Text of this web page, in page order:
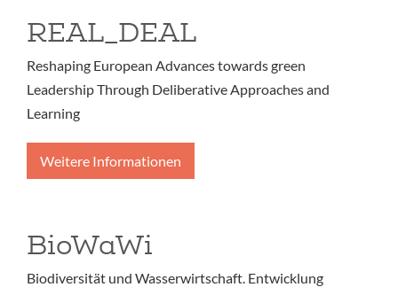
REAL_DEAL
Reshaping European Advances towards green
Leadership Through Deliberative Approaches and
Learning
Weitere Informationen
BioWaWi
Biodiversität und Wasserwirtschaft. Entwicklung